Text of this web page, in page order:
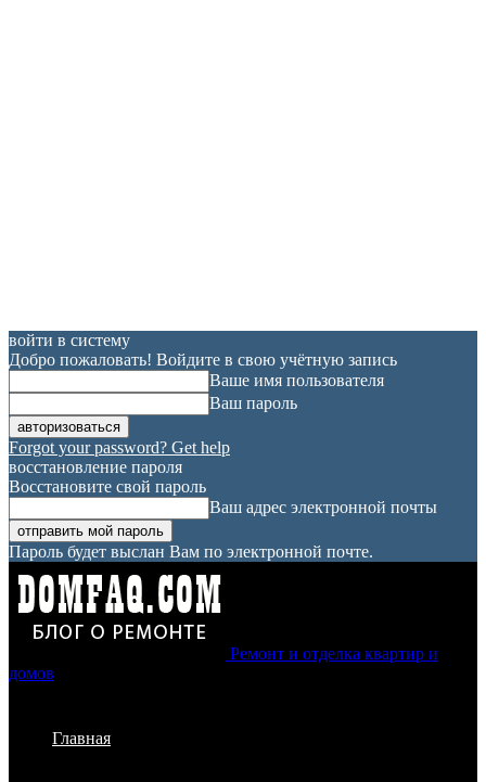
войти в систему
Добро пожаловать! Войдите в свою учётную запись
Ваше имя пользователя
Ваш пароль
Forgot your password? Get help
восстановление пароля
Восстановите свой пароль
Ваш адрес электронной почты
Пароль будет выслан Вам по электронной почте.
Ремонт и отделка квартир и
домов
Главная